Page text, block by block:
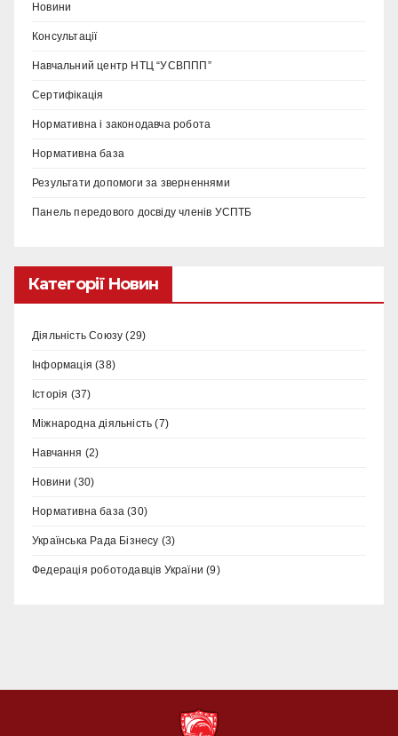
Новини
Консультації
Навчальний центр НТЦ “УСВППП”
Сертифікація
Нормативна і законодавча робота
Нормативна база
Результати допомоги за зверненнями
Панель передового досвіду членів УСПТБ
Категорії Новин
Діяльність Союзу (29)
Інформація (38)
Історія (37)
Міжнародна діяльність (7)
Навчання (2)
Новини (30)
Нормативна база (30)
Українська Рада Бізнесу (3)
Федерація роботодавців України (9)